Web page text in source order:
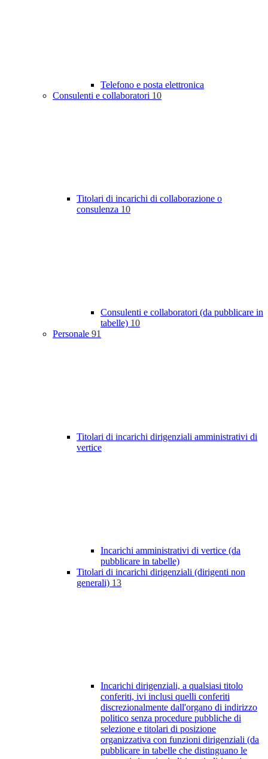
Telefono e posta elettronica
Consulenti e collaboratori 10
Titolari di incarichi di collaborazione o
consulenza 10
Consulenti e collaboratori (da pubblicare in
tabelle) 10
Personale 91
Titolari di incarichi dirigenziali amministrativi di
vertice
Incarichi amministrativi di vertice (da
pubblicare in tabelle)
Titolari di incarichi dirigenziali (dirigenti non
generali) 13
Incarichi dirigenziali, a qualsiasi titolo
conferiti, ivi inclusi quelli conferiti
discrezionalmente dall'organo di indirizzo
politico senza procedure pubbliche di
selezione e titolari di posizione
organizzativa con funzioni dirigenziali (da
pubblicare in tabelle che distinguano le